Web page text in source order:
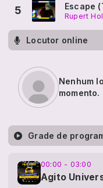
5 Rupert
Locutor online
Nenhum
momento.
Grade de
00:00 - 03:00
Agito